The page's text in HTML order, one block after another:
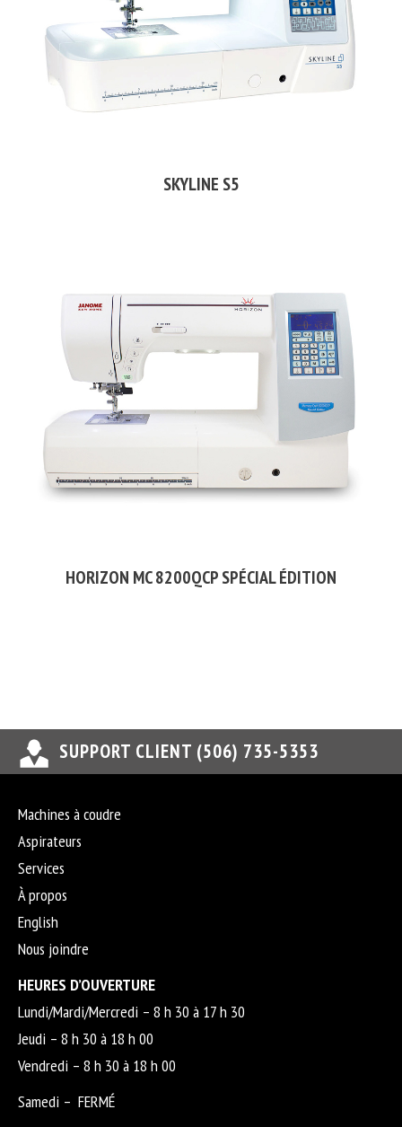
SKYLINE S5
HORIZON MC 8200QCP SPÉCIAL ÉDITION
SUPPORT CLIENT (506) 735-5353
Machines à coudre
Aspirateurs
Services
À propos
English
Nous joindre
HEURES D’OUVERTURE
Lundi/Mardi/Mercredi – 8 h 30 à 17 h 30
Jeudi – 8 h 30 à 18 h 00
Vendredi – 8 h 30 à 18 h 00
Samedi – FERMÉ